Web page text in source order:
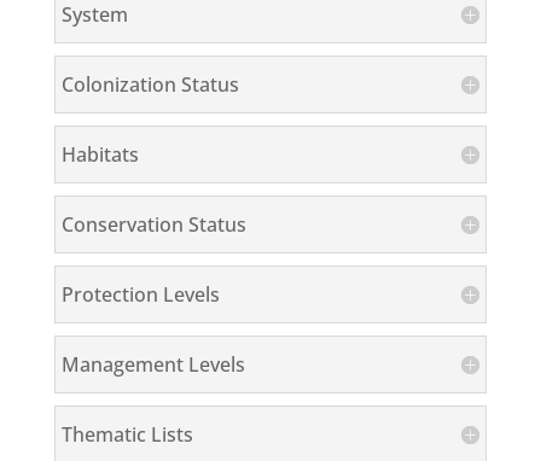
System
Colonization Status
Habitats
Conservation Status
Protection Levels
Management Levels
Thematic Lists